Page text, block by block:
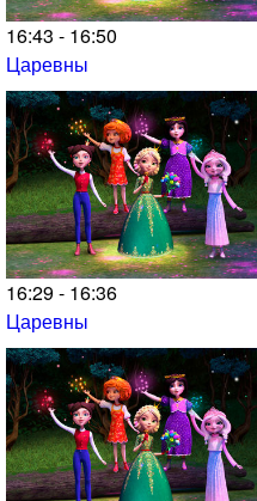
16:43 - 16:50
Царевны
16:29 - 16:36
Царевны